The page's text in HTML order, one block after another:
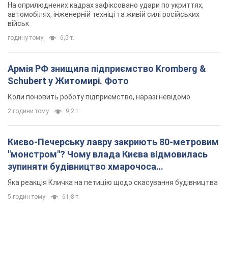
На оприлюднених кадрах зафіксовано удари по укриттях,
автомобілях, інженерній техніці та живій силі російських
військ
годину тому 6,5 т.
Армія РФ знищила підприємство Kromberg &
Schubert у Житомирі. Фото
Коли поновить роботу підприємство, наразі невідомо
2 години тому 9,2 т.
Києво-Печерську лавру закриють 80-метровим
"монстром"? Чому влада Києва відмовилась
зупиняти будівництво хмарочоса
"московського вірянина"
Яка реакція Кличка на петицію щодо скасування будівництва
5 годин тому 61,8 т.